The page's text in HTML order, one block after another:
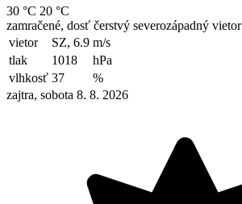
30 °C 20 °C
zamračené, dosť čerstvý severozápadný vietor
vietor
SZ, 6.9 m/s
tlak
1018
hPa
vlhkosť 37
%
zajtra, sobota 8. 8. 2026